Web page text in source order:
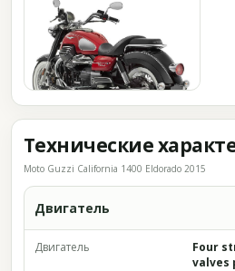
Технические
Moto Guzzi California 1400 Eldorado 2015
Двигатель
Двигатель
Four
valves